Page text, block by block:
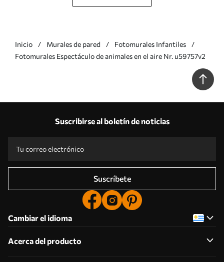
Inicio Murales de pared
Fotomurales Infantiles
Fotomurales Espectáculo de animales en el aire Nr. u59757v2
Suscribirse al boletín de noticias
Suscríbete
Cambiar el idioma
Acerca del producto